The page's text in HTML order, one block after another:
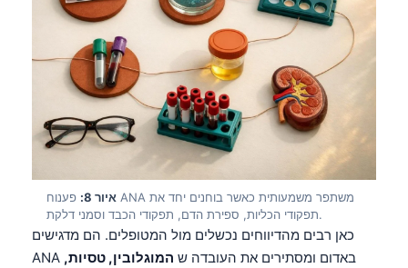
איור 8:
פענוח ANA משתפר משמעותית כאשר בוחנים יחד את
תפקודי הכליות, ספירת הדם, תפקודי הכבד וסמני דלקת.
כאן רבים מהדיווחים נכשלים מול המטופלים. הם מדגישים
ANA באדום ומסתירים את העובדה ש המוגלובין, טסיות,
मराठी
తెలుగు
தமிழ்
ಕನ್ನಡ
മലയാളം
Bahasa Melayu
Tiếng Việt
Tagalog